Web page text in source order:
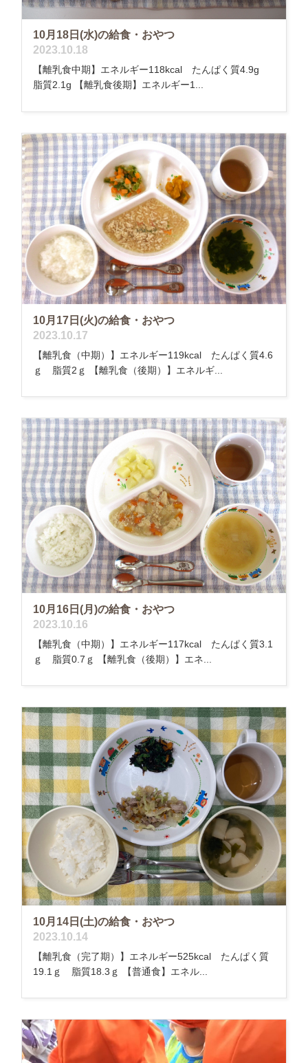
10月18日(水)の給食・おやつ
2023.10.18
【離乳食中期】エネルギー118kcal たんぱく質4.9g
脂質2.1g 【離乳食後期】エネルギー1...
10月17日(火)の給食・おやつ
2023.10.17
【離乳食（中期）】エネルギー119kcal たんぱく質4.6
ｇ 脂質2ｇ 【離乳食（後期）】エネルギ...
10月16日(月)の給食・おやつ
2023.10.16
【離乳食（中期）】エネルギー117kcal たんぱく質3.1
ｇ 脂質0.7ｇ 【離乳食（後期）】エネ...
10月14日(土)の給食・おやつ
2023.10.14
【離乳食（完了期）】エネルギー525kcal たんぱく質
19.1ｇ 脂質18.3ｇ 【普通食】エネル...